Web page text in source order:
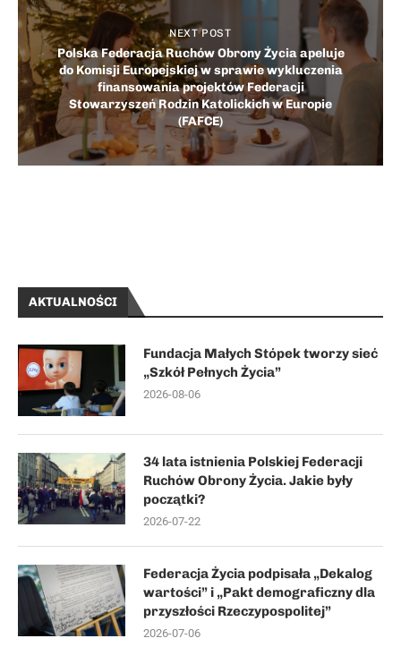
NEXT POST
Polska Federacja Ruchów Obrony Życia apeluje
do Komisji Europejskiej w sprawie wykluczenia
finansowania projektów Federacji
Stowarzyszeń Rodzin Katolickich w Europie
(FAFCE)
AKTUALNOŚCI
Fundacja Małych Stópek tworzy sieć
„Szkół Pełnych Życia”
2026-08-06
34 lata istnienia Polskiej Federacji
Ruchów Obrony Życia. Jakie były
początki?
2026-07-22
Federacja Życia podpisała „Dekalog
wartości” i „Pakt demograficzny dla
przyszłości Rzeczypospolitej”
2026-07-06